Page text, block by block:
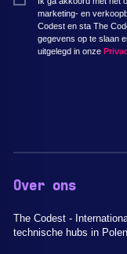
marketing- en
Codest en sta The
gegevens op te slaan
uitgelegd in onze
Over ons
The Codest -
technische hubs in Polen.